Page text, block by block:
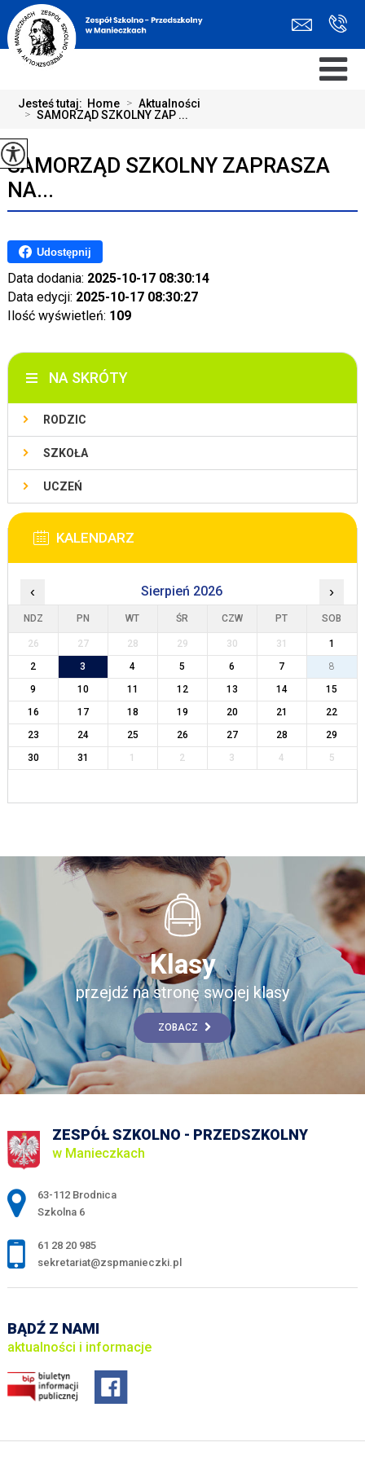
Jesteś tutaj: Home > Aktualności
> SAMORZĄD SZKOLNY ZAP ...
SAMORZĄD SZKOLNY ZAPRASZA
NA...
Udostępnij
Data dodania: 2025-10-17 08:30:14
Data edycji: 2025-10-17 08:30:27
Ilość wyświetleń: 109
NA SKRÓTY
RODZIC
SZKOŁA
UCZEŃ
KALENDARZ
‹ Sierpień 2026 ›
NDZ PN WT ŚR CZW PT SOB
26 27 28 29 30 31
1
2
3 4 5 6 7
8
9
10 11 12 13 14
15
16
17 18 19 20 21
22
23
24 25 26 27 28
29
30
31 1 2 3 4 5
Klasy
przejdź na stronę swojej klasy
ZOBACZ
ZESPÓŁ SZKOLNO - PRZEDSZKOLNY
w Manieczkach
Adres pocztowy:
63-112 Brodnica
Szkolna 6
61 28 20 985
sekretariat@zspmanieczki.pl
BĄDŹ Z NAMI
aktualności i informacje